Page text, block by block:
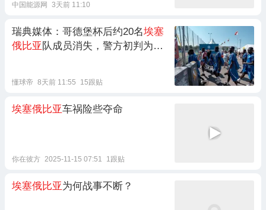
中国能源网 3天前 11:10
瑞典媒体：哥德堡杯后约20名埃塞
俄比亚 队成员消失，警方初判为自
懂球帝 8天前 11:55 15跟贴
埃塞俄比亚车祸险些夺命
你在彼方 2025-11-15 07:51 1跟贴
埃塞俄比亚为何战事不断？